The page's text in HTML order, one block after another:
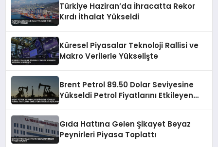
Türkiye Haziran’da İhracatta Rekor
Kırdı İthalat Yükseldi
Küresel Piyasalar Teknoloji Rallisi ve
Makro Verilerle Yükselişte
Brent Petrol 89.50 Dolar Seviyesine
Yükseldi Petrol Fiyatlarını Etkileyen
Gıda Hattına Gelen Şikayet Beyaz
Peynirleri Piyasa Toplattı